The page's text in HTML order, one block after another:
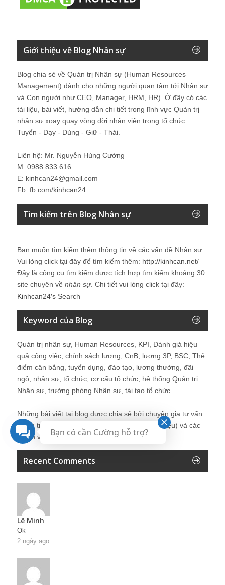
Giới thiệu về Blog Nhân sự
Blog chia sẻ về Quản trị Nhân sự (Human Resources
Management) dành cho những người quan tâm tới Nhân sự
và Con người như CEO, Manager, HRM, HR). Ở đây có các
tài liệu, bài viết, hướng dẫn chi tiết trong lĩnh vực Quản trị
nhân sự xoay quay vòng đời nhân viên trong tổ chức:
Tuyển - Dạy - Dùng - Giữ - Thải.
Liên hệ: Mr. Nguyễn Hùng Cường
M: 0988 833 616
E: kinhcan24@gmail.com
Fb: fb.com/kinhcan24
Tìm kiếm trên Blog Nhân sự
Bạn muốn tìm kiếm thêm thông tin về các vấn đề Nhân sự
Vui lòng click tại đây để tìm kiếm thêm: http://kinhcan.net/
Đây là công cụ tìm kiếm được tích hợp tìm kiếm khoảng 30
site chuyên về nhân sự. Chi tiết vui lòng click tại đây:
Kinhcan24′s Search
Keyword của Blog
Quản trị nhân sự, Human Resources, KPI, Đánh giá hiệu
quả công việc, chính sách lương, CnB, lương 3P, BSC, Thẻ
điểm cân bằng, tuyển dụng, đào tạo, lương thưởng, đãi
ngộ, nhân sự, tổ chức, cơ cấu tổ chức, hệ thống Quản trị
Nhân sự, trưởng phòng Nhân sự, tái tạo tổ chức
Những bài viết tại blog được chia sẻ bởi chuyên gia tư vấn
Quản trị Nhân sự Nguyễn Hùng Cường (
giới thiệu) và các
thành viên khác trong cộng đồng Nhân sự.
Recent Comments
Lê Minh
Ok
2 ngày ago
Bạn có cần Cường hỗ trợ?